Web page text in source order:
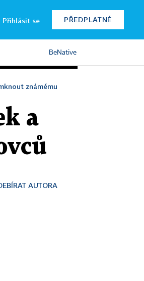
Přihlásit se PŘEDPLATNÉ
BeNative
známému
a
AUTORA